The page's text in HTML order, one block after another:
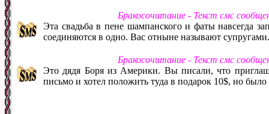
Бракосочитание - Текст смс
Эта свадьба в пене шампанского и фаты навсегда
соединяются в одно. Вас отныне называют
Бракосочитание - Текст смс
Это дядя Боря из Америки. Вы писали, что
письмо и хотел положить туда в подарок 10$, но